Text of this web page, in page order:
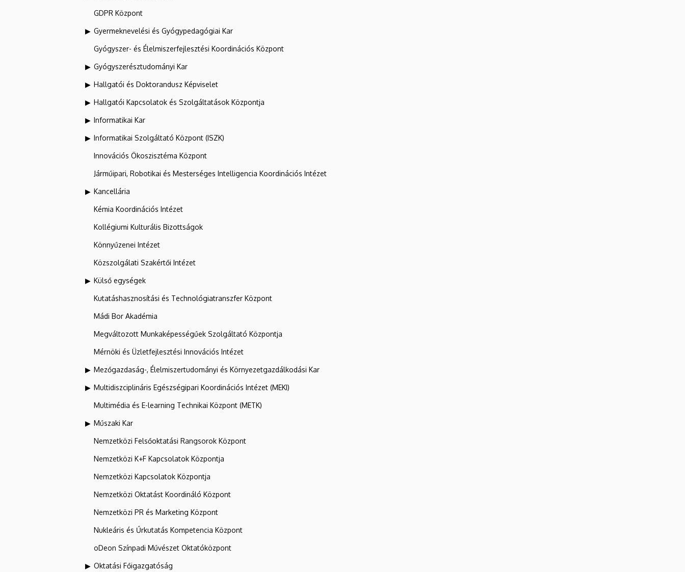
GDPR Központ
Gyermeknevelési és Gyógypedagógiai Kar
Gyógyszer- és Élelmiszerfejlesztési Koordinációs Központ
Gyógyszerésztudományi Kar
Hallgatói és Doktorandusz Képviselet
Hallgatói Kapcsolatok és Szolgáltatások Központja
Informatikai Kar
Informatikai Szolgáltató Központ (ISZK)
Innovációs Ökoszisztéma Központ
Járműipari, Robotikai és Mesterséges Intelligencia Koordinációs Intézet
Kancellária
Kémia Koordinációs Intézet
Kollégiumi Kulturális Bizottságok
Könnyűzenei Intézet
Közszolgálati Szakértői Intézet
Külső egységek
Kutatáshasznosítási és Technológiatranszfer Központ
Mádi Bor Akadémia
Megváltozott Munkaképességűek Szolgáltató Központja
Mérnöki és Üzletfejlesztési Innovációs Intézet
Mezőgazdaság-, Élelmiszertudományi és Környezetgazdálkodási Kar
Multidiszciplináris Egészségipari Koordinációs Intézet (MEKI)
Multimédia és E-learning Technikai Központ (METK)
Műszaki Kar
Nemzetközi Felsőoktatási Rangsorok Központ
Nemzetközi K+F Kapcsolatok Központja
Nemzetközi Kapcsolatok Központja
Nemzetközi Oktatást Koordináló Központ
Nemzetközi PR és Marketing Központ
Nukleáris és Űrkutatás Kompetencia Központ
oDeon Színpadi Művészet Oktatóközpont
Oktatási Főigazgatóság